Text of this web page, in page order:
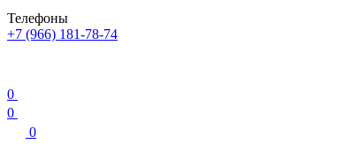
Телефоны
+7 (966) 181-78-74
0
0
0